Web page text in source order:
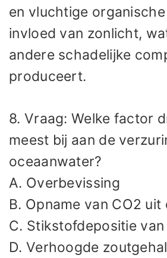
en vluchtige
invloed van zonlicht,
andere schadelijke
produceert.
8. Vraag: Welke factor
meest bij aan de
oceaanwater?
A. Overbevissing
B. Opname van CO2
C. Stikstofdepositie
D. Verhoogde